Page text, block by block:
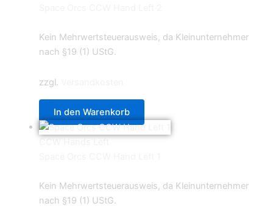
Kein Mehrwertsteuerausweis, da Kleinunternehmer
nach §19 (1) UStG.
zzgl.
In den Warenkorb
CCW Hands Left
Kein Mehrwertsteuerausweis, da Kleinunternehmer
nach §19 (1) UStG.